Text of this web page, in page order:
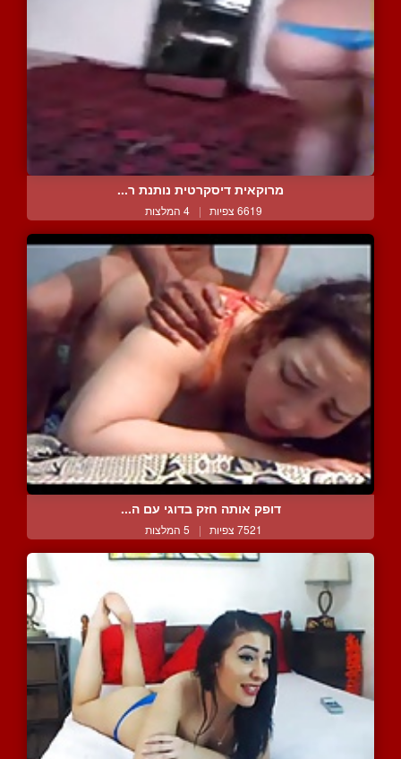
מרוקאית דיסקרטית נותנת ר...
6619 צפיות | 4 המלצות
דופק אותה חזק בדוגי עם ה...
7521 צפיות | 5 המלצות